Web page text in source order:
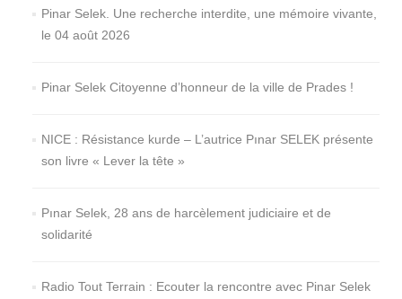
Pinar Selek. Une recherche interdite, une mémoire vivante,
le 04 août 2026
Pinar Selek Citoyenne d’honneur de la ville de Prades !
NICE : Résistance kurde – L’autrice Pınar SELEK présente
son livre « Lever la tête »
Pınar Selek, 28 ans de harcèlement judiciaire et de
solidarité
Radio Tout Terrain : Ecouter la rencontre avec Pinar Selek